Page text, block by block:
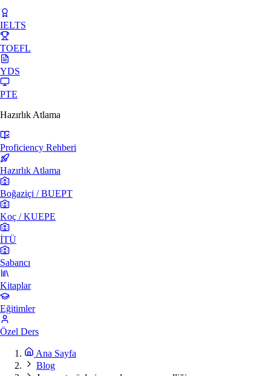
IELTS
TOEFL
YDS
PTE
Hazırlık Atlama
Proficiency Rehberi
Hazırlık Atlama
Boğaziçi / BUEPT
Koç / KUEPE
İTÜ
Sabancı
Kitaplar
Eğitimler
Özel Ders
Ana Sayfa
Blog